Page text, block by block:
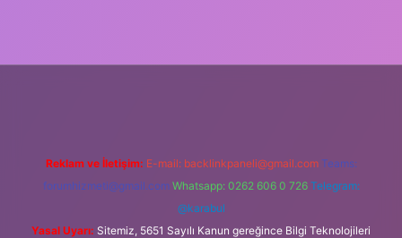
Reklam ve İletişim: E-mail: backlinkpaneli@gmail.com Teams:
forumhizmeti@gmail.com Whatsapp: 0262 606 0 726 Telegram:
@karabul
Yasal Uyarı: Sitemiz, 5651 Sayılı Kanun gereğince Bilgi Teknolojileri